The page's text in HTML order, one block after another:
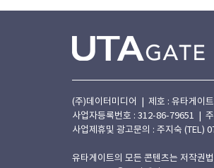
(주)데이터미디어 | 제호 : 유타게이
사업자등록번호 : 312-86-79651 |
사업제휴및 광고문의 : 주지숙
유타게이트의 모든 콘텐츠는 저작권